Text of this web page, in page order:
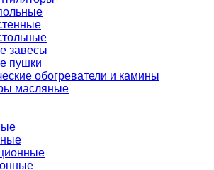
завесы
пушки
обогреватели и камины
масляные